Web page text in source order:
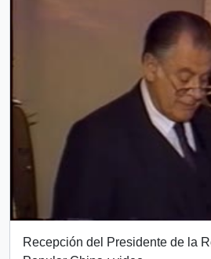
Recepción del Presidente de la